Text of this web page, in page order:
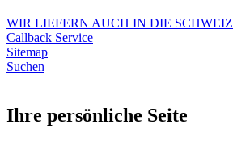
WIR LIEFERN AUCH IN DIE SCHWEIZ
Callback Service
Sitemap
Suchen
Ihre persönliche Seite